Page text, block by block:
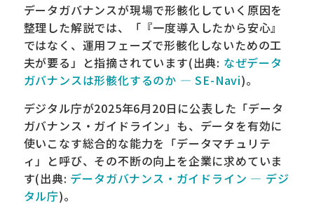
データガバナンスが現場で形骸化していく原因を
整理した解説では、「『一度導入したから安心』
ではなく、運用フェーズで形骸化しないための工
夫が要る」と指摘されています(出典: なぜデータ
ガバナンスは形骸化するのか — SE-Navi)。
デジタル庁が2025年6月20日に公表した「データ
ガバナンス・ガイドライン」も、データを有効に
使いこなす総合的な能力を「データマチュリテ
ィ」と呼び、その不断の向上を企業に求めていま
す(出典: データガバナンス・ガイドライン — デジ
タル庁)。